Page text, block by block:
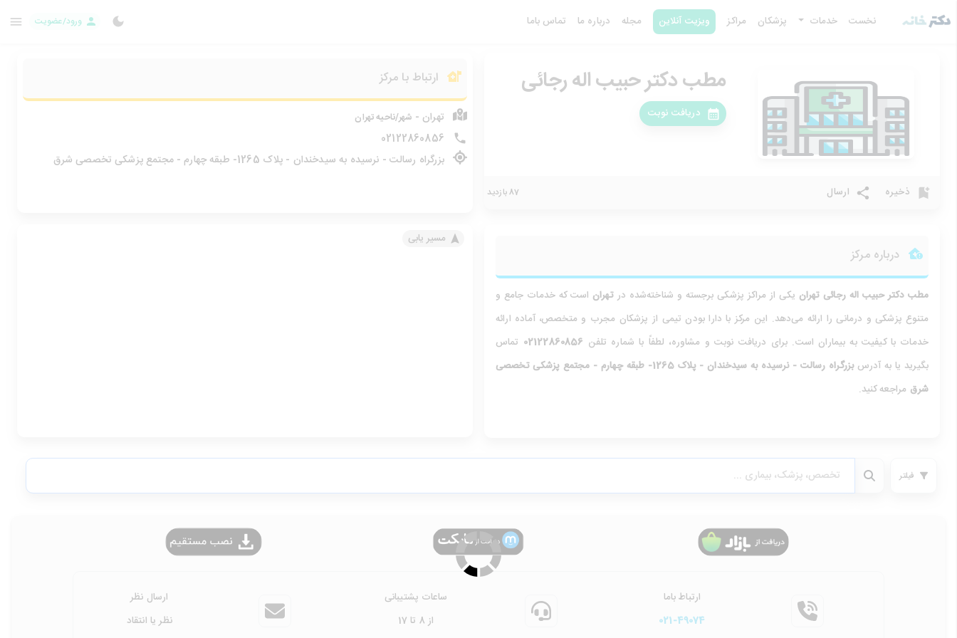
نخست خدمات پزشکان مراکز ویزیت آنلاین مجله درباره ما تماس باما ورود/عضویت
مطب دکتر حبیب اله رجائی
دریافت نوبت
ذخیره ارسال 87 بازدید
ارتباط با مرکز
تهران - شهر/ناحیه تهران
02122860856
بزرگراه رسالت - نرسیده به سیدخندان - پلاک 1265- طبقه چهارم - مجتمع پزشکی تخصصی شرق
درباره مرکز
مطب دکتر حبیب اله رجائی تهران یکی از مراکز پزشکی برجسته و شناخته‌شده درتهران است که خدمات جامع و
متنوع پزشکی و درمانی را ارائه می‌دهد. این مرکز با دارا بودن تیمی از پزشکان مجرب و متخصص، آماده ارائه
خدمات با کیفیت به بیماران است. برای دریافت نوبت و مشاوره، لطفاً با شماره تلفن 02122860856 تماس
بگیرید یا به آدرس
بزرگراه رسالت - نرسیده به سیدخندان - پلاک 1265- طبقه چهارم - مجتمع پزشکی تخصصی
شرق مراجعه کنید.
مسیر یابی
فیلتر
ارتباط باما
021-49074
ساعات پشتیبانی
از 8 تا 17
ارسال نظر
نظر یا انتقاد